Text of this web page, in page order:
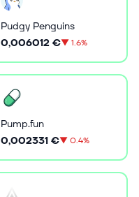
Pudgy Penguins
0,006012 €▼1.6%
Pump.fun
0,002331 €▼0.4%